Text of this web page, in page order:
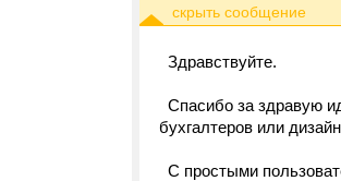
Здравствуйте.
Спасибо за здравую
бухгалтеров или
С простыми